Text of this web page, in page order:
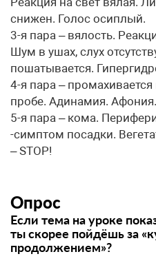
снижен. Голос осиплый.
3-я пара – вялость.
Шум в ушах, слух
пошатывается.
4-я пара –
пробе. Адинамия. Афония.
5-я пара – кома.
-симптом посадки.
– STOP!
Опрос
Если тема на уроке
ты скорее пойдёшь за
продолжением»?